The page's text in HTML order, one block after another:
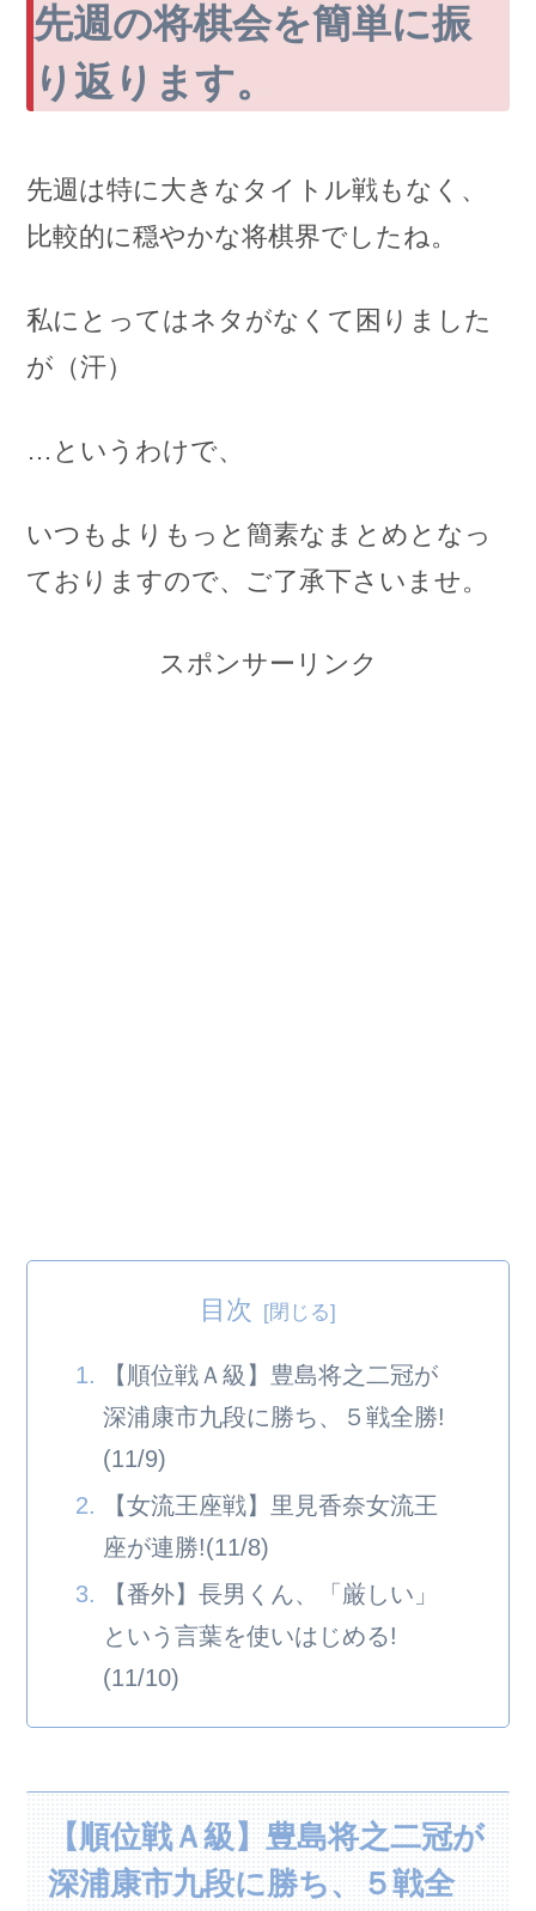
先週の将棋会を簡単に振
り返ります。
先週は特に大きなタイトル戦もなく、
比較的に穏やかな将棋界でしたね。
私にとってはネタがなくて困りました
が（汗）
…というわけで、
いつもよりもっと簡素なまとめとなっ
ておりますので、ご了承下さいませ。
スポンサーリンク
目次
【順位戦Ａ級】豊島将之二冠が
深浦康市九段に勝ち、５戦全勝!
(11/9)
【女流王座戦】里見香奈女流王
座が連勝!(11/8)
【番外】長男くん、「厳しい」
という言葉を使いはじめる!
(11/10)
【順位戦Ａ級】豊島将之二冠が
深浦康市九段に勝ち、５戦全